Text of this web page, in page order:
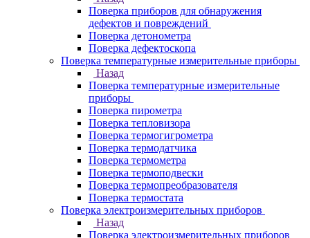
Поверка приборов для обнаружения
дефектов и повреждений
Поверка детонометра
Поверка дефектоскопа
Поверка температурные измерительные приборы
Назад
Поверка температурные измерительные
приборы
Поверка пирометра
Поверка тепловизора
Поверка термогигрометра
Поверка термодатчика
Поверка термометра
Поверка термоподвески
Поверка термопреобразователя
Поверка термостата
Поверка электроизмерительных приборов
Назад
Поверка электроизмерительных приборов